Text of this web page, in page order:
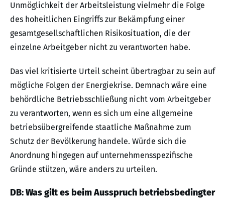
Unmöglichkeit der Arbeitsleistung vielmehr die Folge
des hoheitlichen Eingriffs zur Bekämpfung einer
gesamtgesellschaftlichen Risikosituation, die der
einzelne Arbeitgeber nicht zu verantworten habe.
Das viel kritisierte Urteil scheint übertragbar zu sein auf
mögliche Folgen der Energiekrise. Demnach wäre eine
behördliche Betriebsschließung nicht vom Arbeitgeber
zu verantworten, wenn es sich um eine allgemeine
betriebsübergreifende staatliche Maßnahme zum
Schutz der Bevölkerung handele. Würde sich die
Anordnung hingegen auf unternehmensspezifische
Gründe stützen, wäre anders zu urteilen.
DB: Was gilt es beim Ausspruch betriebsbedingter